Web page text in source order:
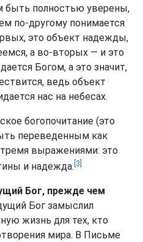
быть полностью уверены,
по-другому понимается
это объект надежды,
а во-вторых — и это
Богом, а это значит,
ведь объект
нас на небесах.
богопочитание (это
переведенным как
тремя выражениями: это
и надежда. [3]
Бог, прежде чем
Бог замыслил
жизнь для тех, кто
мира. В Письме